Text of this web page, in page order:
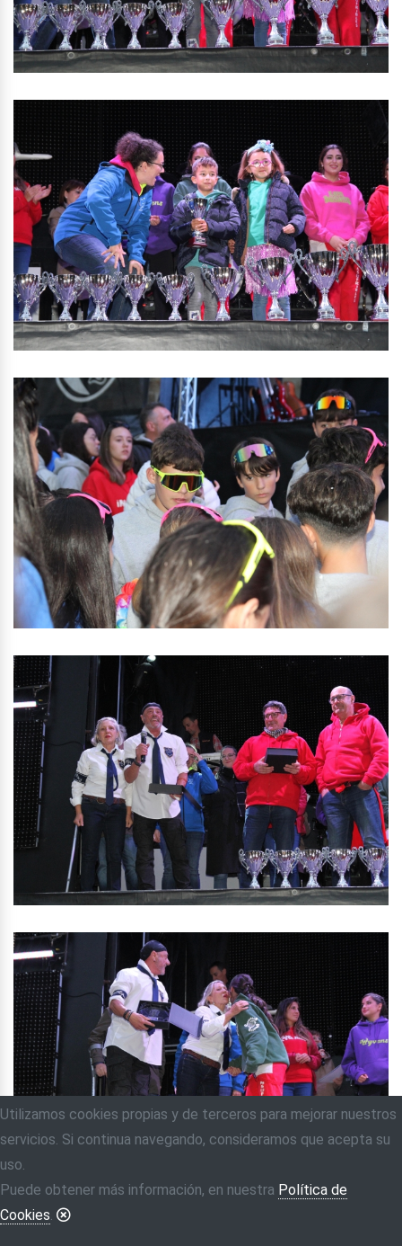
Utilizamos cookies propias y de terceros para mejorar nuestros
servicios. Si continua navegando, consideramos que acepta su
uso.
Puede obtener más información, en nuestra Política de
Cookies.